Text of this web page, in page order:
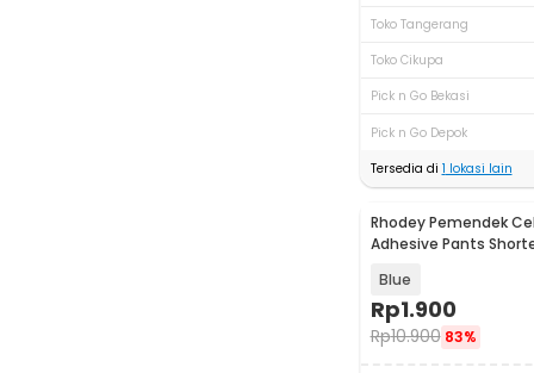
Toko Tangerang
Toko Cikupa
Pick n Go Bekasi
Pick n Go Depok
Tersedia di 1 lokasi lain
Rhodey Pemendek
Adhesive Pants
Blue
Rp1.900
Rp10.900 83%